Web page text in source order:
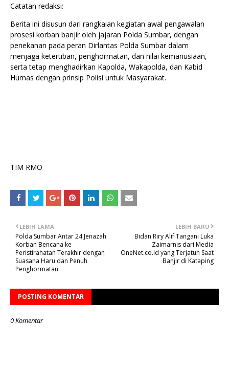
Catatan redaksi:
Berita ini disusun dari rangkaian kegiatan awal pengawalan
prosesi korban banjir oleh jajaran Polda Sumbar, dengan
penekanan pada peran Dirlantas Polda Sumbar dalam
menjaga ketertiban, penghormatan, dan nilai kemanusiaan,
serta tetap menghadirkan Kapolda, Wakapolda, dan Kabid
Humas dengan prinsip Polisi untuk Masyarakat.
TIM RMO
LEBIH BARU
Bidan Riry Alif Tangani Luka
Zaimarnis dari Media
OneNet.co.id yang Terjatuh Saat
Banjir di Kataping
LEBIH LAMA
Polda Sumbar Antar 24 Jenazah
Korban Bencana ke
Peristirahatan Terakhir dengan
Suasana Haru dan Penuh
Penghormatan
POSTING KOMENTAR
0 Komentar